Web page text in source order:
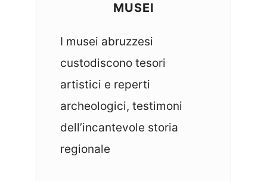
MUSEI
I musei abruzzesi
custodiscono tesori
artistici e reperti
archeologici, testimoni
dell’incantevole storia
regionale